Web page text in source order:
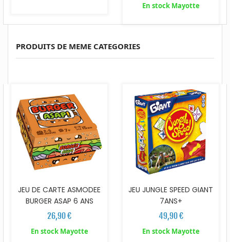
En stock Mayotte
PRODUITS DE MEME CATEGORIES
JEU DE CARTE ASMODEE
BURGER ASAP 6 ANS
26,90 €
En stock Mayotte
JEU JUNGLE SPEED GIANT
7ANS+
49,90 €
En stock Mayotte